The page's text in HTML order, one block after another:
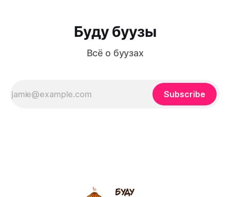
Буду буузы
Всё о буузах
Subscribe